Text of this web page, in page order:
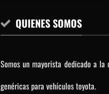
QUIENES SOMOS
Somos un mayorista dedicado a
genéricas para vehículos toyota.